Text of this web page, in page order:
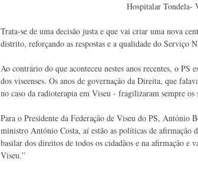
Hospitalar Tondela-
Trata-se de uma decisão justa e que vai criar uma nova
distrito, reforçando as respostas e a qualidade do Serviço
Ao contrário do que aconteceu nestes anos recentes, o PS
dos viseenses. Os anos de governação da Direita, que
no caso da radioterapia em Viseu - fragilizaram sempre os
Para o Presidente da Federação de Viseu do PS,
ministro António Costa, aí estão as políticas de afirmação
basilar dos direitos de todos os cidadãos e na afirmação e
Viseu.”